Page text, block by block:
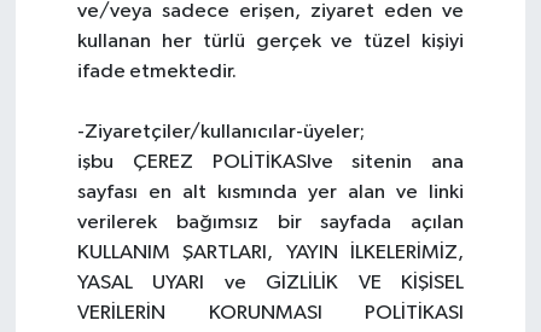
ve/veya sadece erişen, ziyaret eden ve
kullanan her türlü gerçek ve tüzel kişiyi
ifade etmektedir.
-Ziyaretçiler/kullanıcılar-üyeler;
işbu ÇEREZ POLİTİKASIve sitenin ana
sayfası en alt kısmında yer alan ve linki
verilerek bağımsız bir sayfada açılan
KULLANIM ŞARTLARI, YAYIN İLKELERİMİZ,
YASAL UYARI ve GİZLİLİK VE KİŞİSEL
VERİLERİN KORUNMASI POLİTİKASI